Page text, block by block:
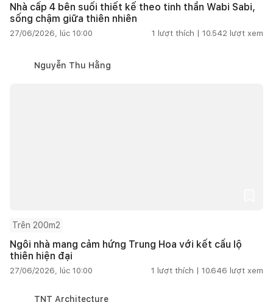
Nhà cấp 4 bên suối thiết kế theo tinh thần Wabi Sabi,
sống chậm giữa thiên nhiên
27/06/2026, lúc 10:00 1 lượt thích | 10.542 lượt xem
Nguyễn Thu Hằng
Trên 200m2
Ngôi nhà mang cảm hứng Trung Hoa với kết cấu lộ
thiên hiện đại
27/06/2026, lúc 10:00 1 lượt thích | 10.646 lượt xem
TNT Architecture